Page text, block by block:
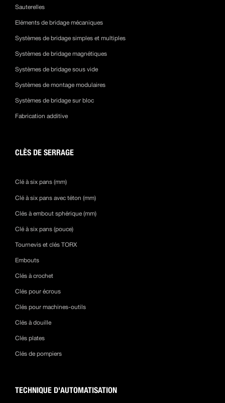
Sauterelles
Eléments de bridage mécaniques
Systèmes de bridage simples et multiples
Systèmes de bridage magnétiques
Systèmes de bridage sous vide
Systèmes de montage modulaires
Systèmes de bridage sur bloc
Fabrication additive
CLÈS DE SERRAGE
Clé à six pans (mm)
Clé à six pans avec téton (mm)
Clés à embout sphérique (mm)
Clé à six pans (pouce)
Tournevis et clés TORX
Embouts
Clés à crochet
Clés pour écrous
Clés pour machines-outils
Clés à douille
Clés plates
Clés de pompiers
TECHNIQUE D'AUTOMATISATION